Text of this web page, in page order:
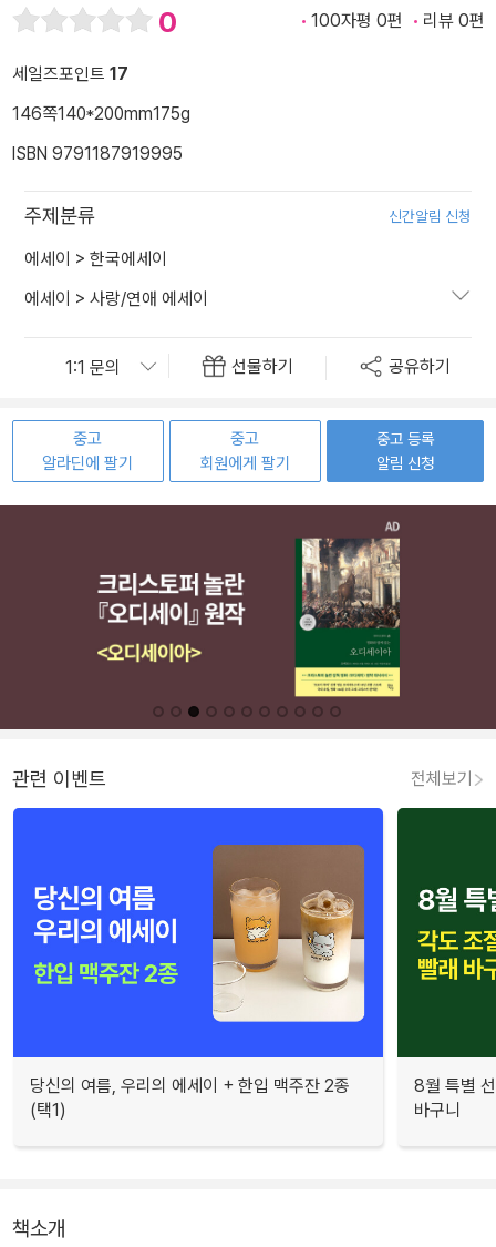
0 100자평 0편 리뷰 0편
세일즈포인트 17
146쪽140*200mm175g
ISBN 9791187919995
주제분류 신간알림 신청
에세이 > 한국에세이
에세이 > 사랑/연애 에세이
선물하기 공유하기
중고
알라딘에 팔기
중고
회원에게 팔기
중고 등록
알림 신청
관련 이벤트 전체보기
당신의 여름, 우리의 에세이 + 한입 맥주잔 2종
(택1)
8월 특별
바구니
책소개